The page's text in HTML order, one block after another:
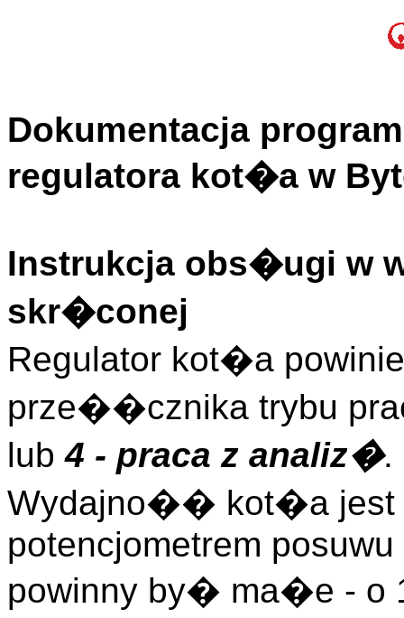
Dokumentacja
regulatora kot�a w
Instrukcja obs�ugi w
skr�conej
Regulator kot�a
prze��cznika trybu
lub4 - praca z analiz�.
Wydajno�� kot�a jest
potencjometrem
powinny by� ma�e - o